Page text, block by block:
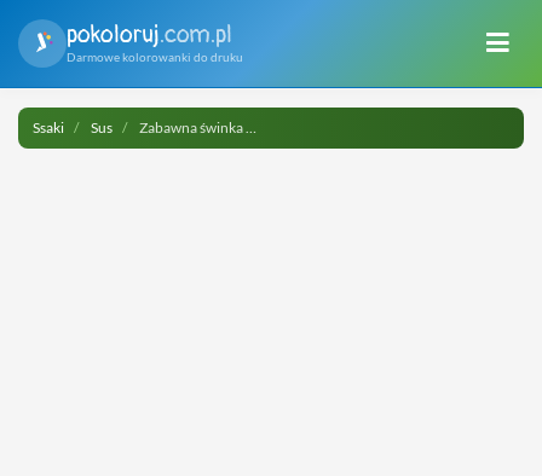
pokoloruj.com.pl
Darmowe kolorowanki do druku
Ssaki Sus Zabawna świnka do druku